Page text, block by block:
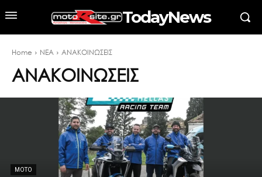
TodayNews
Home ΝΕΑ ΑΝΑΚΟΙΝΩΣΕΙΣ
ΑΝΑΚΟΙΝΩΣΕΙΣ
MOTO